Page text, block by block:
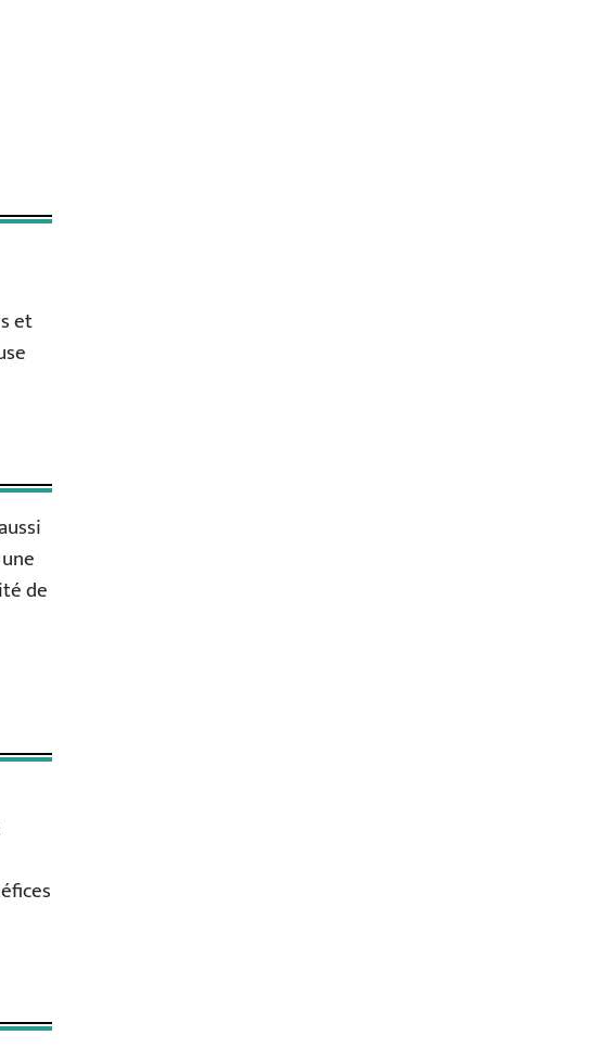
et
de